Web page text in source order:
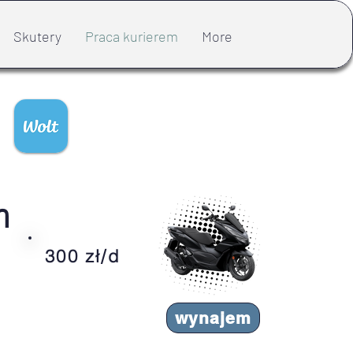
Skutery Praca kurierem More
300 zł/d
wynajem